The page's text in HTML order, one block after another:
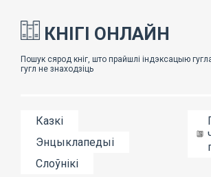
КНІГІ ОНЛАЙН
Казкі
Энцыклапедыі
Слоўнікі